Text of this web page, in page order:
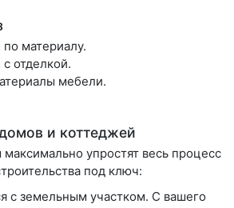
материалу.
отделкой.
мебели.
и коттеджей
упростят весь процесс
под ключ:
с земельным участком. С вашего